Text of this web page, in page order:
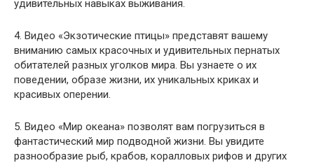
удивительных навыках выживания.
4. Видео «Экзотические птицы» представят вашему
вниманию самых красочных и удивительных пернатых
обитателей разных уголков мира. Вы узнаете о их
поведении, образе жизни, их уникальных криках и
красивых оперении.
5. Видео «Мир океана» позволят вам погрузиться в
фантастический мир подводной жизни. Вы увидите
разнообразие рыб, крабов, коралловых рифов и других